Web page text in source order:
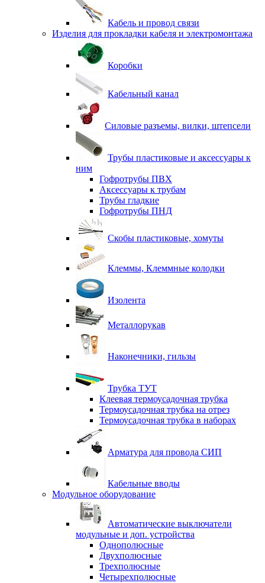
Кабель и провод связи
Изделия для прокладки кабеля и электромонтажа
Коробки
Кабельный канал
Силовые разъемы, вилки, штепсели
Трубы пластиковые и аксессуары к
ним
Гофротрубы ПВХ
Аксессуары к трубам
Трубы гладкие
Гофротрубы ПНД
Скобы пластиковые, хомуты
Клеммы, Клеммные колодки
Изолента
Металлорукав
Наконечники, гильзы
Трубка ТУТ
Клеевая термоусадочная трубка
Термоусадочная трубка на отрез
Термоусадочная трубка в наборах
Арматура для провода СИП
Кабельные вводы
Модульное оборудование
Автоматические выключатели
модульные и доп. устройства
Однополюсные
Двухполюсные
Трехполюсные
Четырехполюсные